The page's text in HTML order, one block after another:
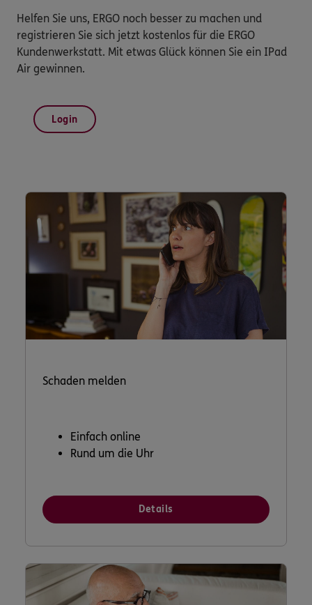
Helfen Sie uns, ERGO noch besser zu machen und
registrieren Sie sich jetzt kostenlos für die ERGO
Kundenwerkstatt. Mit etwas Glück können Sie ein IPad
Air gewinnen.
Login
Schaden melden
Einfach online
Rund um die Uhr
Details